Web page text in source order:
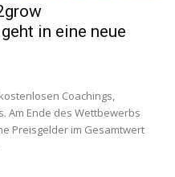
in eine neue
Coachings,
Am Ende des Wettbewerbs
Preisgelder im Gesamtwert